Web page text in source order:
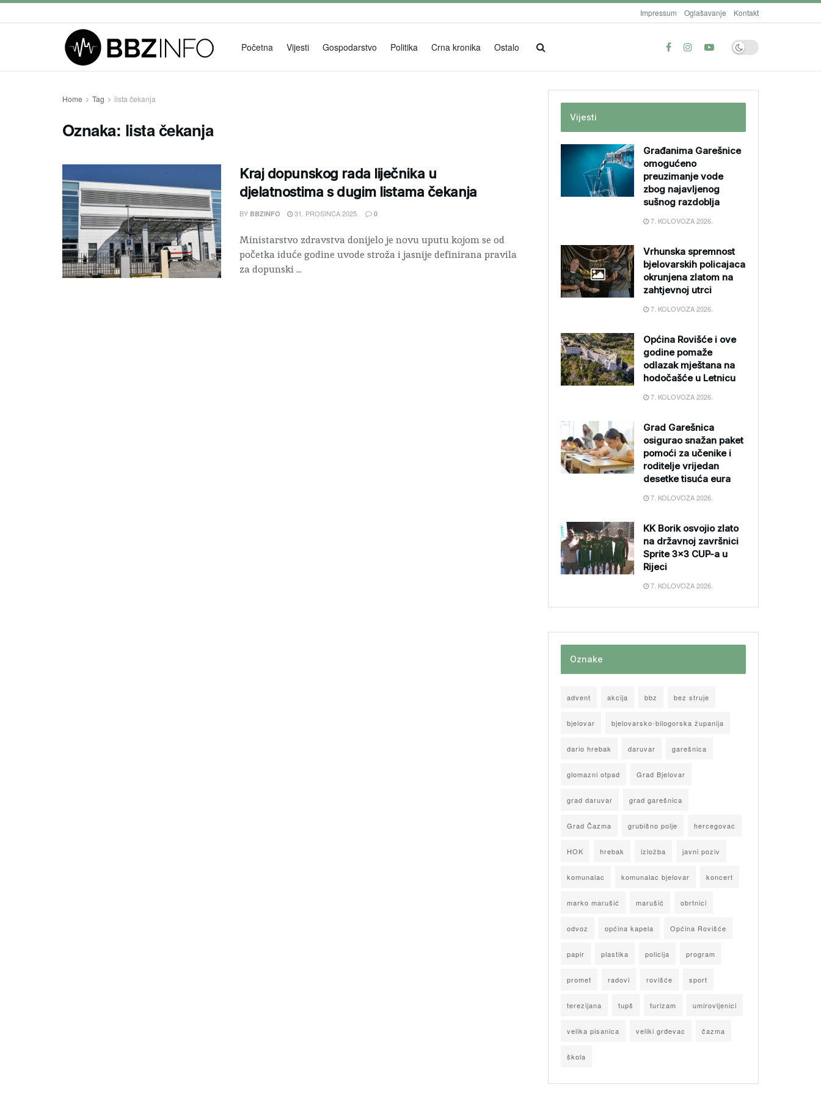
Impressum Oglašavanje Kontakt
Početna Vijesti Gospodarstvo Politika Crna kronika Ostalo
Home Tag lista čekanja
Oznaka: lista čekanja
Kraj dopunskog rada liječnika u
djelatnostima s dugim listama čekanja
BY BBZINFO 31. PROSINCA 2025. 0
Ministarstvo zdravstva donijelo je novu uputu kojom se od
početka iduće godine uvode stroža i jasnije definirana pravila
za dopunski ...
Vijesti
Građanima Garešnice
omogućeno
preuzimanje vode
zbog najavljenog
sušnog razdoblja
7. KOLOVOZA 2026.
Vrhunska spremnost
bjelovarskih policajaca
okrunjena zlatom na
zahtjevnoj utrci
7. KOLOVOZA 2026.
Općina Rovišće i ove
godine pomaže
odlazak mještana na
hodočašće u Letnicu
7. KOLOVOZA 2026.
Grad Garešnica
osigurao snažan paket
pomoći za učenike i
roditelje vrijedan
desetke tisuća eura
7. KOLOVOZA 2026.
KK Borik osvojio zlato
na državnoj završnici
Sprite 3×3 CUP-a u
Rijeci
7. KOLOVOZA 2026.
Oznake
advent akcija bbz bez struje
bjelovar bjelovarsko-bilogorska županija
dario hrebak daruvar garešnica
glomazni otpad Grad Bjelovar
grad daruvar grad garešnica
Grad Čazma grubišno polje hercegovac
HOK hrebak izložba javni poziv
komunalac komunalac bjelovar koncert
marko marušić marušić obrtnici
odvoz općina kapela Općina Rovišće
papir plastika policija program
promet radovi rovišće sport
terezijana tupš turizam umirovljenici
velika pisanica veliki grđevac čazma
škola